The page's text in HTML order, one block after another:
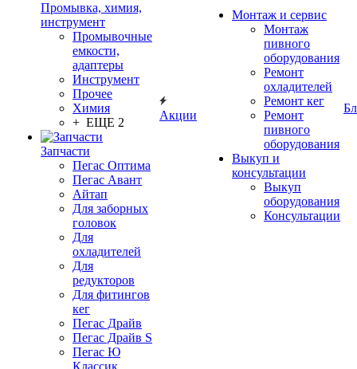
Промывка, химия,
инструмент
Промывочные
емкости,
адаптеры
Инструмент
Прочее
Химия
+ ЕЩЕ 2
Запчасти
Пегас Оптима
Пегас Авант
Айтап
Для заборных
головок
Для
охладителей
Для
редукторов
Для фитингов
кег
Пегас Драйв
Пегас Драйв S
Пегас Ю
Классик
Акции
Монтаж и сервис
Монтаж
пивного
оборудования
Ремонт
охладителей
Ремонт кег
Ремонт
пивного
оборудования
Выкуп и
консультации
Выкуп
оборудования
Консультации